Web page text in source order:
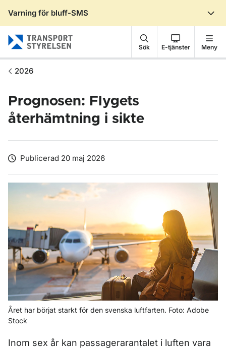
Varning för bluff-SMS
Sök E-tjänster Meny
2026
Prognosen: Flygets
återhämtning i sikte
Publicerad 20 maj 2026
Året har börjat starkt för den svenska luftfarten. Foto: Adobe
Stock
Inom sex år kan passagerarantalet i luften vara